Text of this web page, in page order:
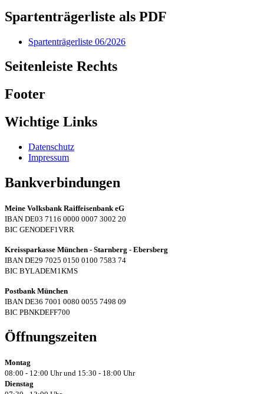
Spartenträgerliste als PDF
Spartenträgerliste 06/2026
Seitenleiste Rechts
Footer
Wichtige Links
Datenschutz
Impressum
Bankverbindungen
Meine Volksbank Raiffeisenbank eG
IBAN DE03 7116 0000 0007 3002 20
BIC GENODEF1VRR
Kreissparkasse München - Starnberg - Ebersberg
IBAN DE29 7025 0150 0100 7583 74
BIC BYLADEM1KMS
Postbank München
IBAN DE36 7001 0080 0055 7498 09
BIC PBNKDEFF700
Öffnungszeiten
Montag
08:00 - 12:00 Uhr und 15:30 - 18:00 Uhr
Dienstag